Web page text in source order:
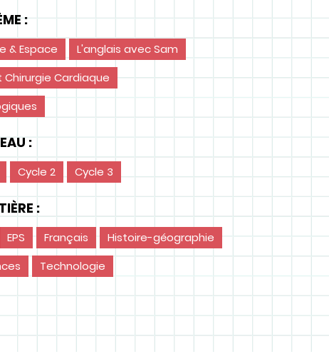
:
& Espace
L'anglais avec Sam
Chirurgie Cardiaque
:
Cycle 2 Cycle 3
:
EPS Français
Histoire-géographie
Technologie